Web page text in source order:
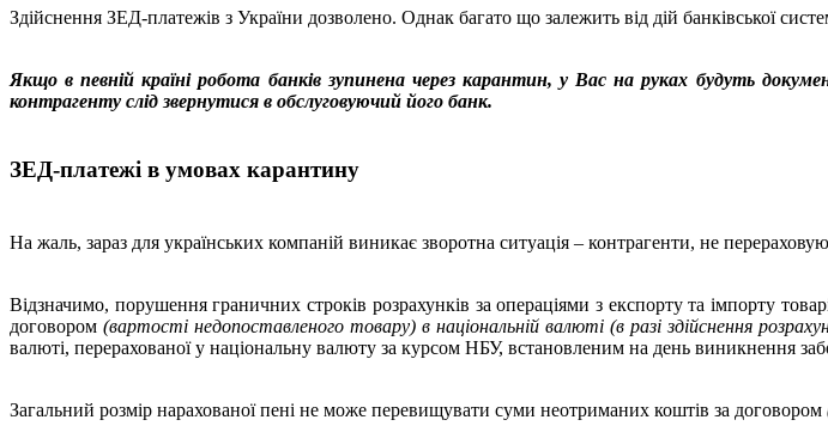
Здійснення ЗЕД-платежів з України дозволено. Однак багато що залежить від дій банківської
Якщо в певній країні робота банків зупинена через карантин, у Вас на руках будуть
контрагенту слід звернутися в обслуговуючий його банк.
ЗЕД-платежі в умовах карантину
На жаль, зараз для українських компаній виникає зворотна ситуація – контрагенти, не
Відзначимо, порушення граничних строків розрахунків за операціями з експорту та імпорту
договором (вартості недопоставленого товару) в національній валюті (в разі здійснення
валюті, перерахованої у національну валюту за курсом НБУ, встановленим на день виникнення
Загальний розмір нарахованої пені не може перевищувати суми неотриманих коштів за договором